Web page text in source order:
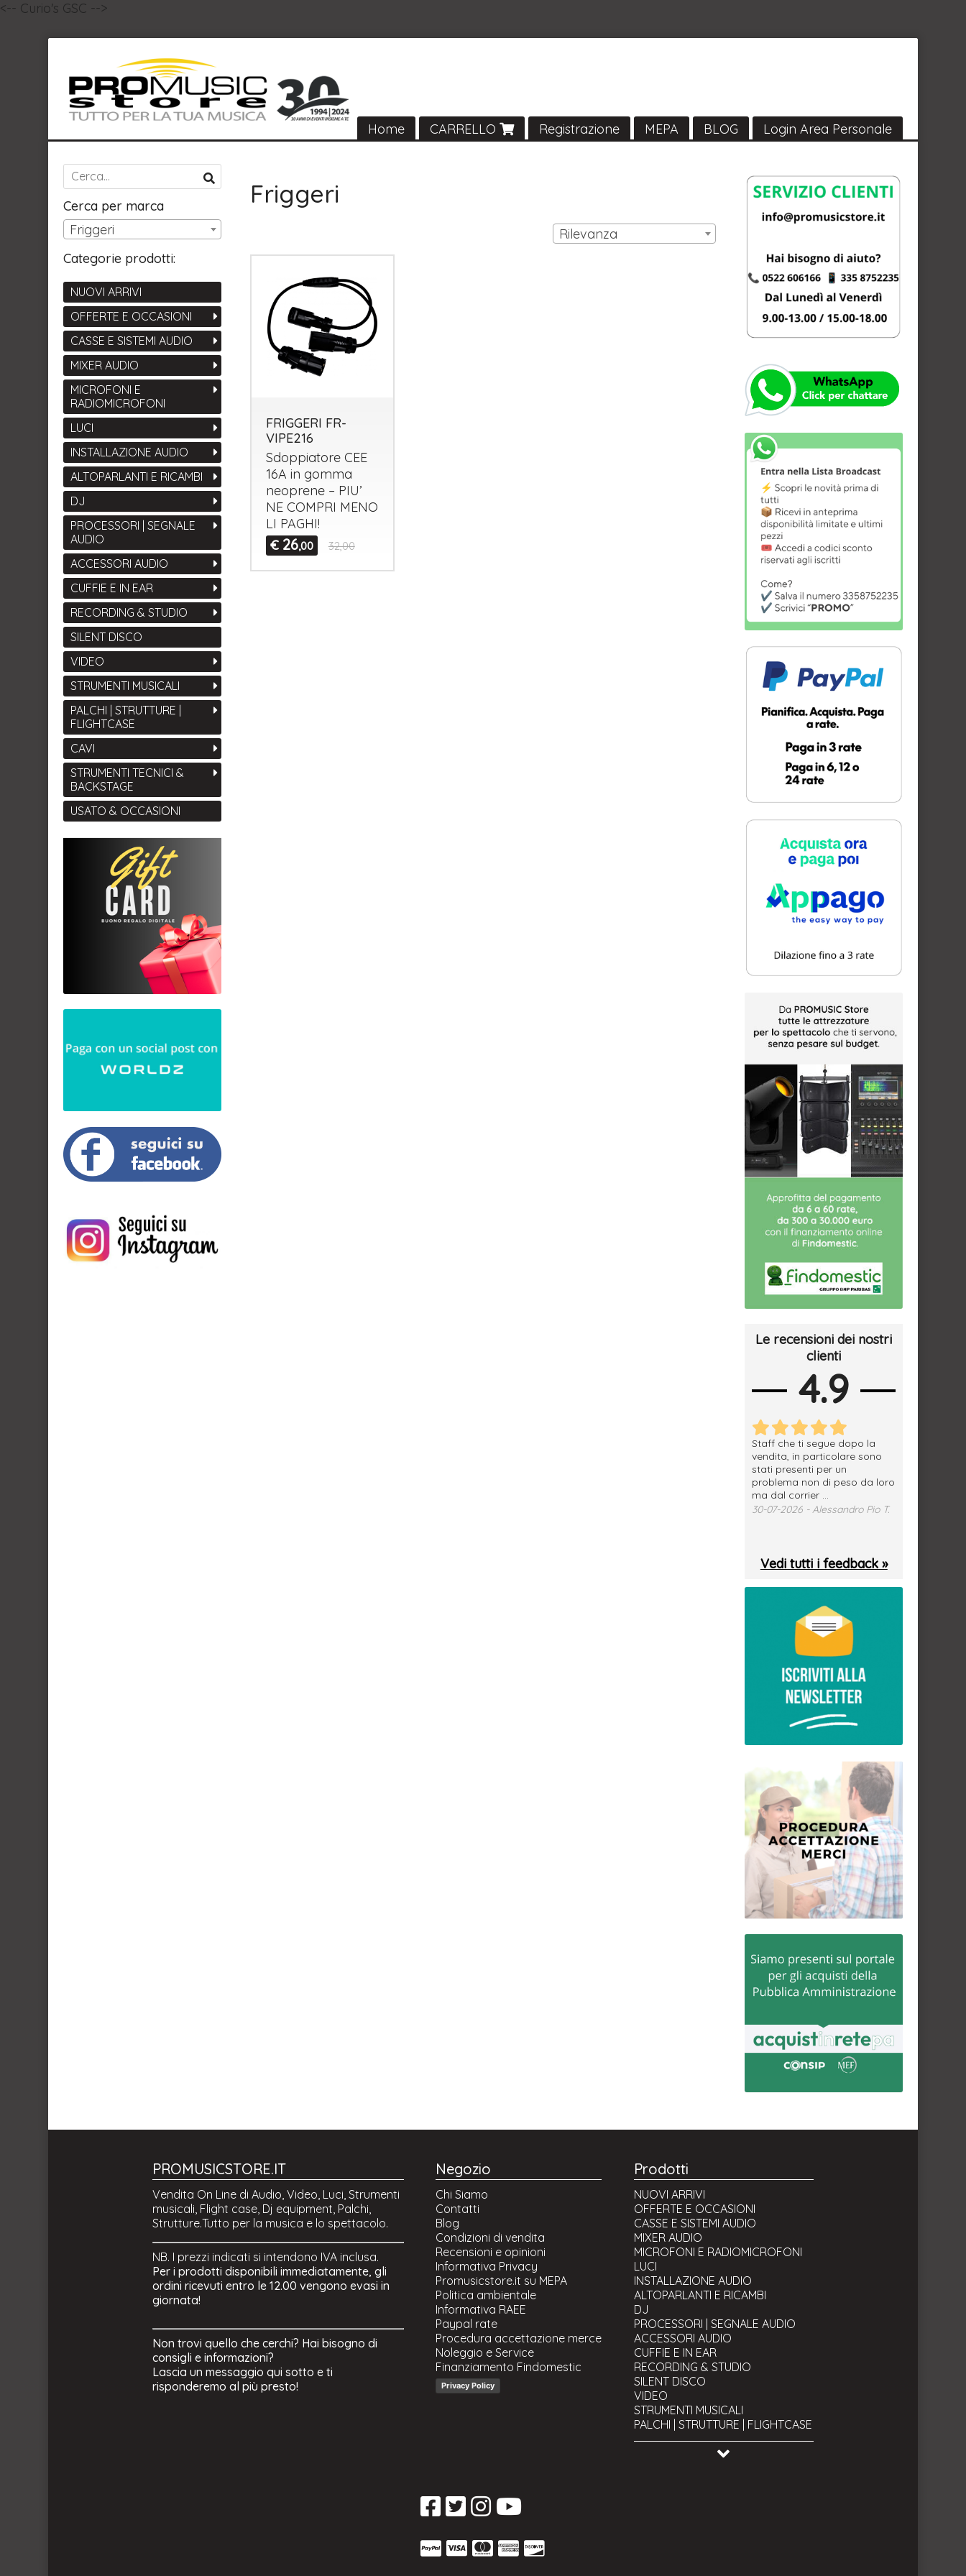
<-- Curio's GSC -->
Home CARRELLO Registrazione MEPA BLOG Login Area Personale
Friggeri
Rilevanza
FRIGGERI FR-
VIPE216
Sdoppiatore CEE
16A in gomma
neoprene – PIU’
NE COMPRI MENO
LI PAGHI!
€ 26,00 32,00
Cerca per marca
Friggeri
Categorie prodotti:
NUOVI ARRIVI
OFFERTE E OCCASIONI
CASSE E SISTEMI AUDIO
MIXER AUDIO
MICROFONI E
RADIOMICROFONI
LUCI
INSTALLAZIONE AUDIO
ALTOPARLANTI E RICAMBI
DJ
PROCESSORI | SEGNALE
AUDIO
ACCESSORI AUDIO
CUFFIE E IN EAR
RECORDING & STUDIO
SILENT DISCO
VIDEO
STRUMENTI MUSICALI
PALCHI | STRUTTURE |
FLIGHTCASE
CAVI
STRUMENTI TECNICI &
BACKSTAGE
USATO & OCCASIONI
Le recensioni dei nostri
clienti
4.9
Staff che ti segue dopo la
vendita, in particolare sono
stati presenti per un
problema non di peso da loro
ma dal corrier ...
30-07-2026 - Alessandro Pio T.
Vedi tutti i feedback »
PROMUSICSTORE.IT
Vendita On Line di Audio, Video, Luci, Strumenti
musicali, Flight case, Dj equipment, Palchi,
Strutture.Tutto per la musica e lo spettacolo.
NB. I prezzi indicati si intendono IVA inclusa.
Per i prodotti disponibili immediatamente, gli
ordini ricevuti entro le 12.00 vengono evasi in
giornata!
Non trovi quello che cerchi? Hai bisogno di
consigli e informazioni?
Lascia un messaggio qui sotto e ti
risponderemo al più presto!
Negozio
Chi Siamo
Contatti
Blog
Condizioni di vendita
Recensioni e opinioni
Informativa Privacy
Promusicstore.it su MEPA
Politica ambientale
Informativa RAEE
Paypal rate
Procedura accettazione merce
Noleggio e Service
Finanziamento Findomestic
Privacy Policy
Prodotti
NUOVI ARRIVI
OFFERTE E OCCASIONI
CASSE E SISTEMI AUDIO
MIXER AUDIO
MICROFONI E RADIOMICROFONI
LUCI
INSTALLAZIONE AUDIO
ALTOPARLANTI E RICAMBI
DJ
PROCESSORI | SEGNALE AUDIO
ACCESSORI AUDIO
CUFFIE E IN EAR
RECORDING & STUDIO
SILENT DISCO
VIDEO
STRUMENTI MUSICALI
PALCHI | STRUTTURE | FLIGHTCASE
CAVI
STRUMENTI TECNICI & BACKSTAGE